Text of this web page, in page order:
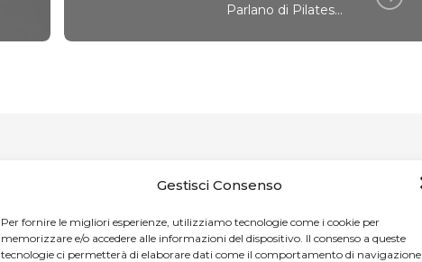
Gestisci Consenso
Per fornire le migliori esperienze, utilizziamo tecnologie come i cookie per
memorizzare e/o accedere alle informazioni del dispositivo. Il consenso a queste
tecnologie ci permetterà di elaborare dati come il comportamento di
Parlano di Pilates...